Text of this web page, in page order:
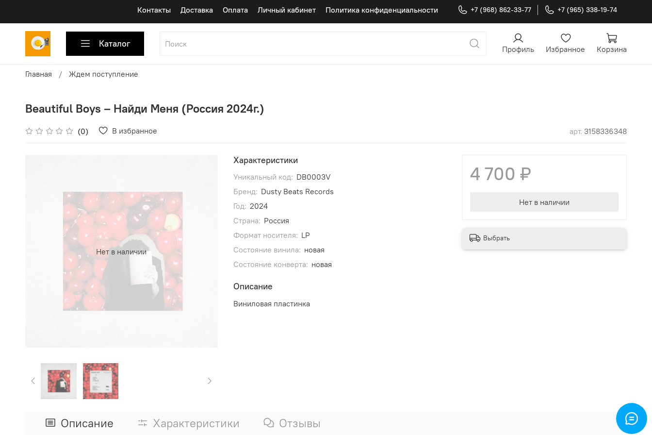
Контакты Доставка Оплата Личный кабинет Политика конфиденциальности +7 (968) 862-33-77 +7 (965) 338-19-74
Каталог Профиль Избранное Корзина
Главная Ждем поступление
Beautiful Boys ‎– Найди Меня (Россия 2024г.)
(0) В избранное арт. 3158336348
Нет в наличии
Характеристики
Уникальный код: DB0003V
Бренд: Dusty Beats Records
Год: 2024
Страна: Россия
Формат носителя: LP
Состояние винила: новая
Состояние конверта: новая
Описание
Виниловая пластинка
4 700 ₽
Нет в наличии
Выбрать
Описание Характеристики Отзывы